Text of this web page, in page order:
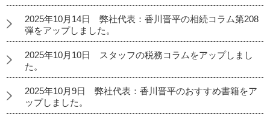
2025年10月14日 弊社代表：香川晋平の相続コラム第208
弾をアップしました。
2025年10月10日 スタッフの税務コラムをアップしまし
た。
2025年10月9日 弊社代表：香川晋平のおすすめ書籍をア
ップしました。